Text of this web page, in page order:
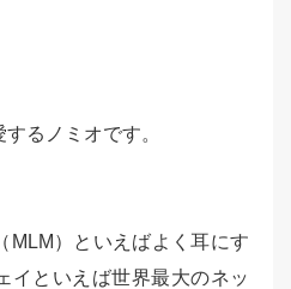
るノミオです。
MLM）といえばよく耳にす
イといえば世界最大のネッ